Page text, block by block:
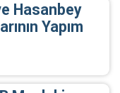
Hasanbey
Yapım